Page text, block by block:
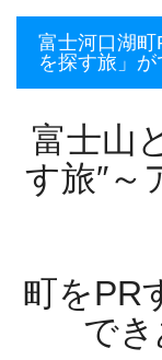
富士河口湖町
を探す旅」
富士山
す旅″～
町をPR
でき